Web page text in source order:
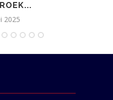
2025